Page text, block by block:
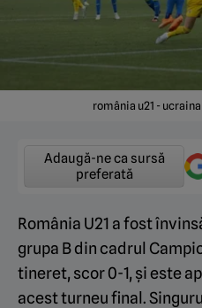
românia u21 -
Adaugă-ne ca sursă
preferată
România U21 a fost
grupa B din cadrul
tineret, scor 0-1, și este
acest turneu final.